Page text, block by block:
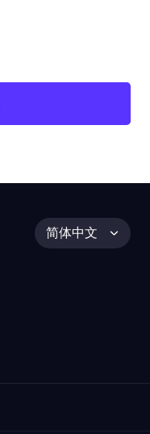
简体中文